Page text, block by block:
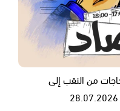
من النقب إلى